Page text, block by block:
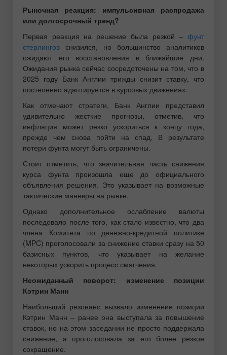
Рыночная реакция: импульсивная распродажа
или долгосрочный тренд?
Первая реакция на решение была резкой – фунт
стерлингов снизился, но большинство аналитиков
ожидают его восстановления в ближайшие дни.
Ожидания рынка сейчас сосредоточены на том, что в
2025 году Банк Англии трижды снизит ставку, что
постепенно адаптируется в курсовых движениях.
Как отмечают стратеги, Банк Англии представил
удивительно жесткие прогнозы, отметив, что
инфляция может резко ускориться к концу года,
прежде чем снова пойти на спад. В результате
потери фунта могут быть ограничены.
Стоит отметить, что значительная часть снижения
курса фунта произошла еще до официального
объявления решения. Это указывает на возможные
тактические маневры на рынке.
Однако дополнительное ослабление валюты
последовало после того, как стало известно, что два
члена Комитета по денежно-кредитной политике
(MPC) проголосовали за снижение ставки сразу на 50
базисных пунктов, что указывает на желание
некоторых ускорить процесс смягчения.
Неожиданный поворот: изменение позиции
Кэтрин Манн
Наибольший резонанс вызвало изменение позиции
Кэтрин Манн – ранее она выступала за повышение
ставок, но на этом заседании не просто поддержала
снижение, а проголосовала за его более резкое
сокращение.